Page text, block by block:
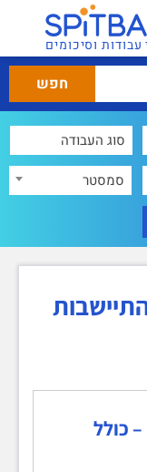
עבודות וסיכומים
סמסטר
ג'נוסייד 2024ג' – כולל